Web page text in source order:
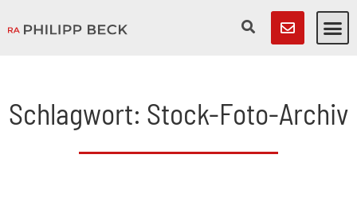
Schlagwort: Stock-Foto-Archiv